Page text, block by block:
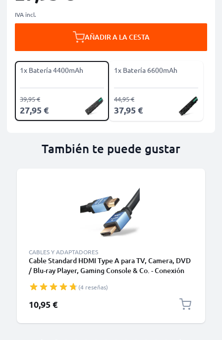
IVA incl.
AÑADIR A LA CESTA
1x Batería 4400mAh
27,95 €
39,95 €
1x Batería 6600mAh
37,95 €
44,95 €
También te puede gustar
CABLES Y ADAPTADORES
Cable Standard HDMI Type A para TV, Camera, DVD
/ Blu-ray Player, Gaming Console & Co. - Conexión
Monitor
(4 reseñas)
10,95 €